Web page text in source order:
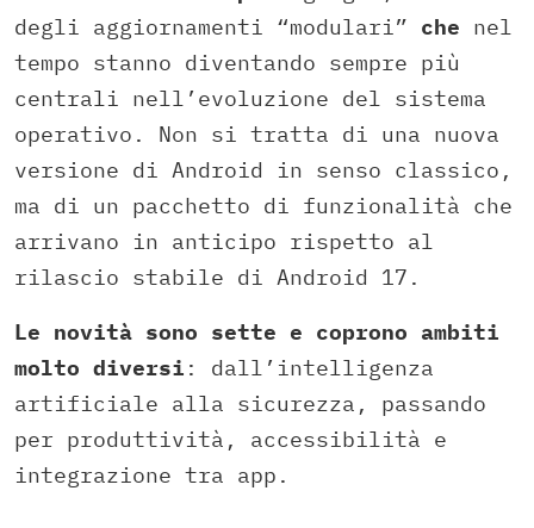
degli aggiornamenti “modulari” che nel
tempo stanno diventando sempre più
centrali nell’evoluzione del sistema
operativo. Non si tratta di una nuova
versione di Android in senso classico,
ma di un pacchetto di funzionalità che
arrivano in anticipo rispetto al
rilascio stabile di Android 17.
Le novità sono sette e coprono ambiti
molto diversi : dall’intelligenza
artificiale alla sicurezza, passando
per produttività, accessibilità e
integrazione tra app.